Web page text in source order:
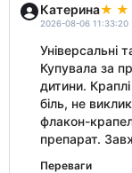
Катерина
2026-08-06 11:33:20
Універсальні
Купувала за
дитини.
біль, не
флакон-
препарат.
Переваги